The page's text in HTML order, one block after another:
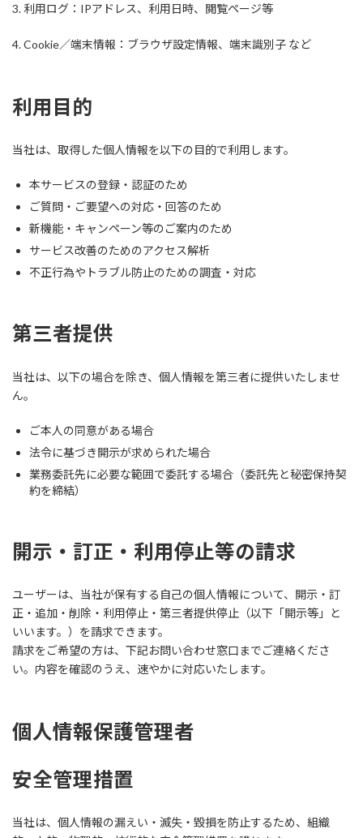
3. 利用ログ：IPアドレス、利用日時、閲覧ページ等
4. Cookie／端末情報：ブラウザ設定情報、端末識別子 など
利用目的
当社は、取得した個人情報を以下の目的で利用します。
本サービスの登録・認証のため
ご質問・ご要望への対応・回答のため
新機能・キャンペーン等のご案内のため
サービス改善のためのアクセス解析
不正行為やトラブル防止のための調査・対応
第三者提供
当社は、以下の場合を除き、個人情報を第三者に提供いたしませ
ん。
ご本人の同意がある場合
法令に基づき開示が求められた場合
業務委託先に必要な範囲で委託する場合（委託先と秘密保持契
約を締結）
開示・訂正・利用停止等の請求
ユーザーは、当社が保有する自己の個人情報について、開示・訂
正・追加・削除・利用停止・第三者提供停止（以下「開示等」と
いいます。）を請求できます。
請求をご希望の方は、下記お問い合わせ窓口までご連絡くださ
い。内容を確認のうえ、速やかに対応いたします。
個人情報保護管理者
安全管理措置
当社は、個人情報の漏えい・滅失・毀損を防止するため、組織